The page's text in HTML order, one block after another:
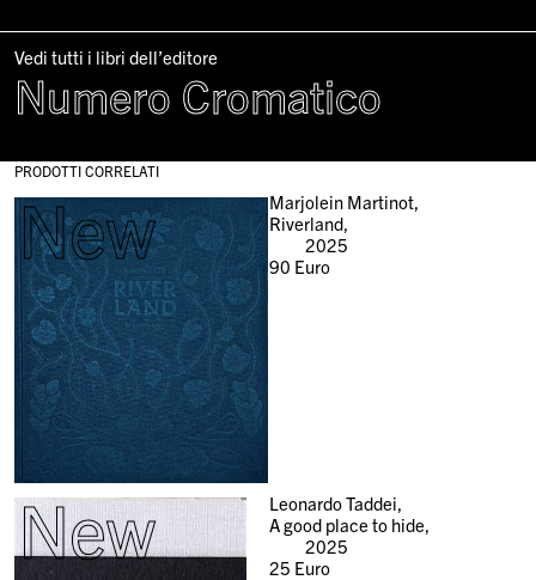
Vedi tutti i libri dell’editore
Numero Cromatico
PRODOTTI CORRELATI
New
Marjolein Martinot,
Riverland,
2025
90 Euro
New
Leonardo Taddei,
A good place to hide,
2025
25 Euro